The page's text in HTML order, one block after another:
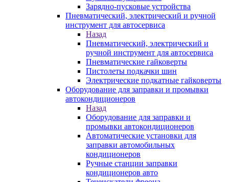
Зарядно-пусковые устройства
Пневматический, электрический и ручной
инструмент для автосервиса
Назад
Пневматический, электрический и
ручной инструмент для автосервиса
Пневматические гайковерты
Пистолеты подкачки шин
Электрические подкатные гайковерты
Оборудование для заправки и промывки
автокондиционеров
Назад
Оборудование для заправки и
промывки автокондиционеров
Автоматические установки для
заправки автомобильных
кондиционеров
Ручные станции заправки
кондиционеров авто